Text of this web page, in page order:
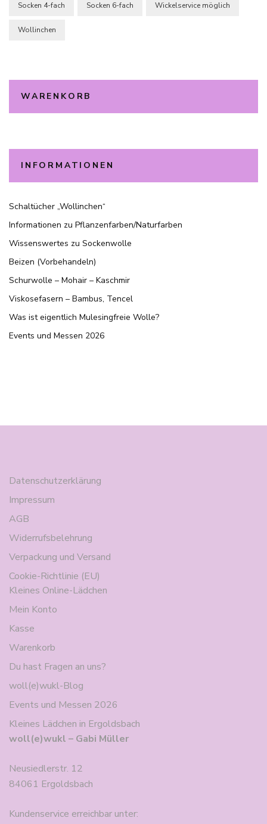
Socken 4-fach Socken 6-fach Wickelservice möglich
Wollinchen
WARENKORB
INFORMATIONEN
Schaltücher „Wollinchen“
Informationen zu Pflanzenfarben/Naturfarben
Wissenswertes zu Sockenwolle
Beizen (Vorbehandeln)
Schurwolle – Mohair – Kaschmir
Viskosefasern – Bambus, Tencel
Was ist eigentlich Mulesingfreie Wolle?
Events und Messen 2026
Datenschutzerklärung
Impressum
AGB
Widerrufsbelehrung
Verpackung und Versand
Cookie-Richtlinie (EU)
Kleines Online-Lädchen
Mein Konto
Kasse
Warenkorb
Du hast Fragen an uns?
woll(e)wukl-Blog
Events und Messen 2026
Kleines Lädchen in Ergoldsbach
woll(e)wukl – Gabi Müller
Neusiedlerstr. 12
84061 Ergoldsbach
Kundenservice erreichbar unter: